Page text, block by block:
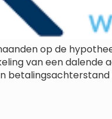
op de
van een dalende